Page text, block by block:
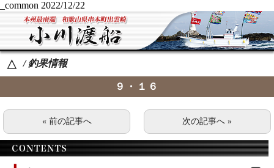
_common 2022/12/22
△ / 釣果情報
９・１６
« 前の記事へ 次の記事へ »